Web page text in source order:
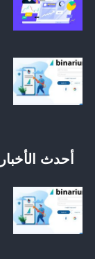
أحدث الأخبار